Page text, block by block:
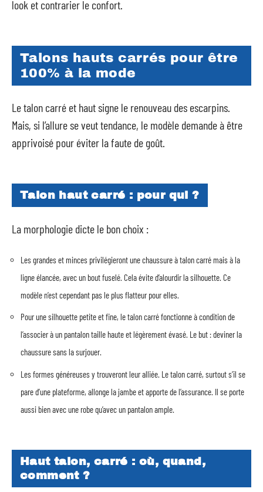
look et contrarier le confort.
Talons hauts carrés pour être
100% à la mode
Le talon carré et haut signe le renouveau des escarpins.
Mais, si l’allure se veut tendance, le modèle demande à être
apprivoisé pour éviter la faute de goût.
Talon haut carré : pour qui ?
La morphologie dicte le bon choix :
Les grandes et minces privilégieront une chaussure à talon carré mais à la
ligne élancée, avec un bout fuselé. Cela évite d’alourdir la silhouette. Ce
modèle n’est cependant pas le plus flatteur pour elles.
Pour une silhouette petite et fine, le talon carré fonctionne à condition de
l’associer à un pantalon taille haute et légèrement évasé. Le but : deviner la
chaussure sans la surjouer.
Les formes généreuses y trouveront leur alliée. Le talon carré, surtout s’il se
pare d’une plateforme, allonge la jambe et apporte de l’assurance. Il se porte
aussi bien avec une robe qu’avec un pantalon ample.
Haut talon, carré : où, quand,
comment ?